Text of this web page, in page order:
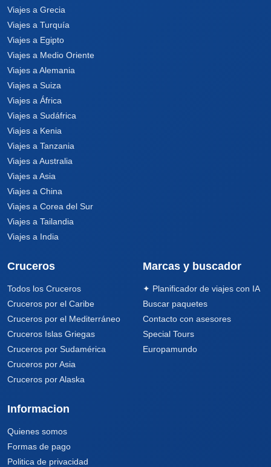
Viajes a Grecia
Viajes a Turquía
Viajes a Egipto
Viajes a Medio Oriente
Viajes a Alemania
Viajes a Suiza
Viajes a África
Viajes a Sudáfrica
Viajes a Kenia
Viajes a Tanzania
Viajes a Australia
Viajes a Asia
Viajes a China
Viajes a Corea del Sur
Viajes a Tailandia
Viajes a India
Cruceros
Todos los Cruceros
Cruceros por el Caribe
Cruceros por el Mediterráneo
Cruceros Islas Griegas
Cruceros por Sudamérica
Cruceros por Asia
Cruceros por Alaska
Marcas y buscador
✦ Planificador de viajes con IA
Buscar paquetes
Contacto con asesores
Special Tours
Europamundo
Informacion
Quienes somos
Formas de pago
Politica de privacidad